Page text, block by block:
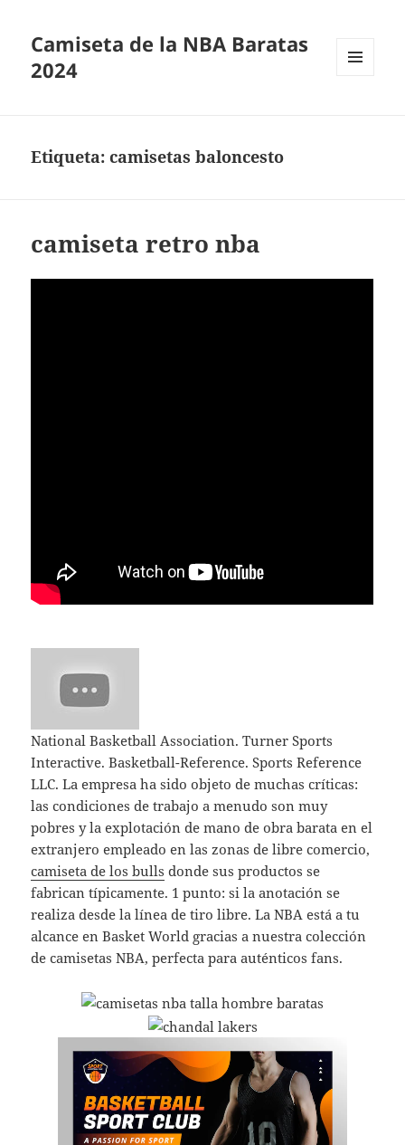
Camiseta de la NBA Baratas
2024
Etiqueta:camisetas baloncesto
camiseta retro nba
National Basketball Association. Turner Sports
Interactive. Basketball-Reference. Sports Reference
LLC. La empresa ha sido objeto de muchas críticas:
las condiciones de trabajo a menudo son muy
pobres y la explotación de mano de obra barata en el
extranjero empleado en las zonas de libre comercio,
camiseta de los bulls donde sus productos se
fabrican típicamente. 1 punto: si la anotación se
realiza desde la línea de tiro libre. La NBA está a tu
alcance en Basket World gracias a nuestra colección
de camisetas NBA, perfecta para auténticos fans.